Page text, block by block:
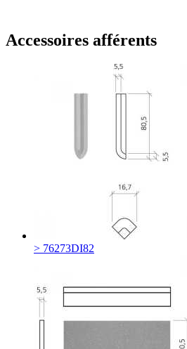
Accessoires afférents
> 76273DI82